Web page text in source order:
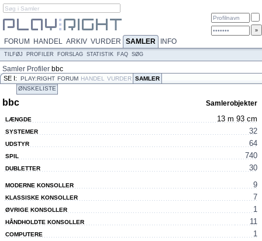
FORUM HANDEL ARKIV VURDER SAMLER INFO
TILFØJ PROFILER FORSLAG STATISTIK FAQ SØG
Samler Profiler bbc
SE I: PLAY:RIGHT FORUM HANDEL VURDER SAMLER
ØNSKELISTE
bbc Samlerobjekter
LÆNGDE 13 m 93 cm
SYSTEMER 32
UDSTYR 64
SPIL 740
DUBLETTER 30
MODERNE KONSOLLER 9
KLASSISKE KONSOLLER 7
ØVRIGE KONSOLLER 1
HÅNDHOLDTE KONSOLLER 11
COMPUTERE 1